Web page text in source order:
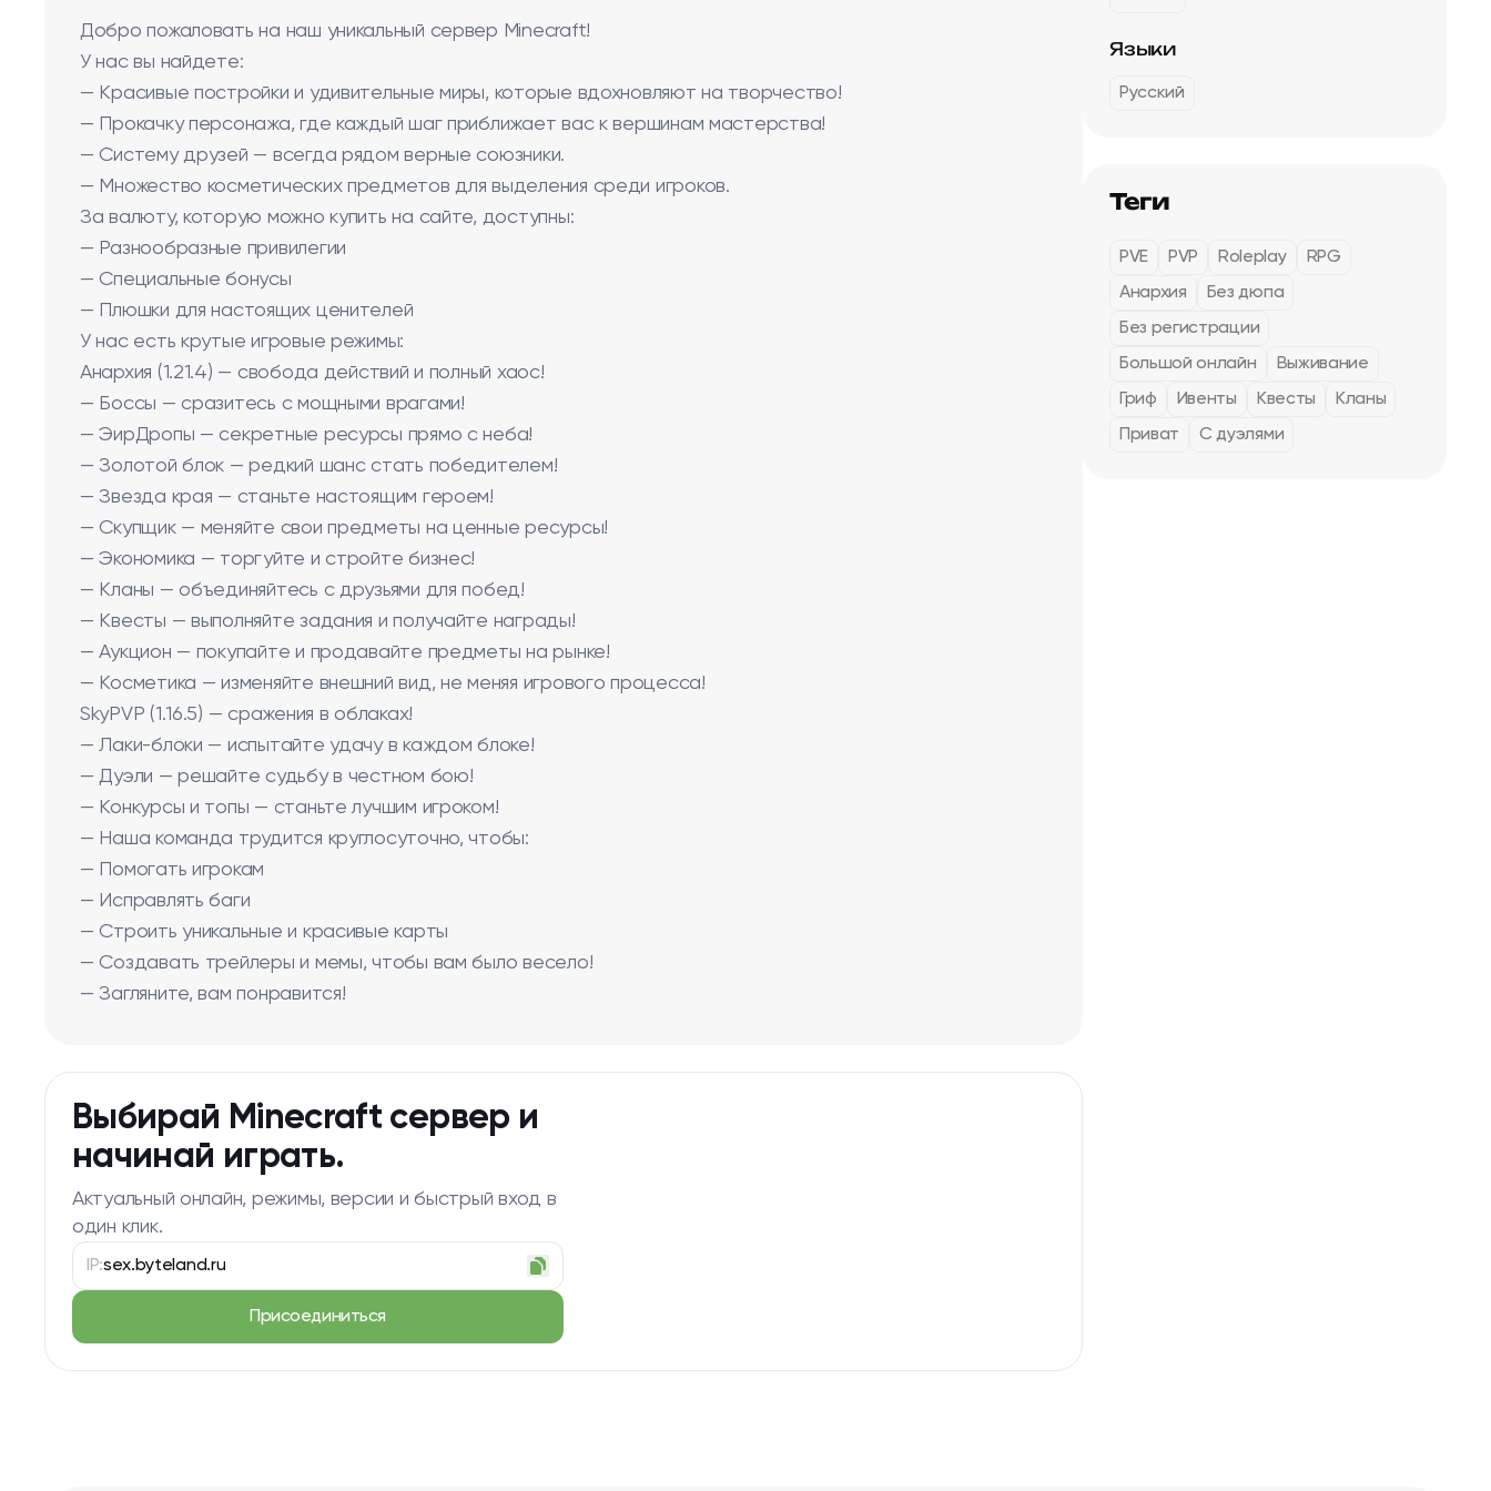
Добро пожаловать на наш уникальный сервер Minecraft!
У нас вы найдете:
— Красивые постройки и удивительные миры, которые вдохновляют на творчество!
— Прокачку персонажа, где каждый шаг приближает вас к вершинам мастерства!
— Систему друзей — всегда рядом верные союзники.
— Множество косметических предметов для выделения среди игроков.
За валюту, которую можно купить на сайте, доступны:
— Разнообразные привилегии
— Специальные бонусы
— Плюшки для настоящих ценителей
У нас есть крутые игровые режимы:
Анархия (1.21.4) — свобода действий и полный хаос!
— Боссы — сразитесь с мощными врагами!
— ЭирДропы — секретные ресурсы прямо с неба!
— Золотой блок — редкий шанс стать победителем!
— Звезда края — станьте настоящим героем!
— Скупщик — меняйте свои предметы на ценные ресурсы!
— Экономика — торгуйте и стройте бизнес!
— Кланы — объединяйтесь с друзьями для побед!
— Квесты — выполняйте задания и получайте награды!
— Аукцион — покупайте и продавайте предметы на рынке!
— Косметика — изменяйте внешний вид, не меняя игрового процесса!
SkyPVP (1.16.5) — сражения в облаках!
— Лаки-блоки — испытайте удачу в каждом блоке!
— Дуэли — решайте судьбу в честном бою!
— Конкурсы и топы — станьте лучшим игроком!
— Наша команда трудится круглосуточно, чтобы:
— Помогать игрокам
— Исправлять баги
— Строить уникальные и красивые карты
— Создавать трейлеры и мемы, чтобы вам было весело!
— Загляните, вам понравится!
Выбирай Minecraft сервер и
начинай играть.
Актуальный онлайн, режимы, версии и быстрый вход в
один клик.
IP:sex.byteland.ru
Присоединиться
Языки
Русский
Теги
PVE PVP Roleplay
RPG
Анархия
Без дюпа
Без регистрации
Большой онлайн
Выживание
Гриф
Ивенты Квесты
Кланы
Приват
С дуэлями